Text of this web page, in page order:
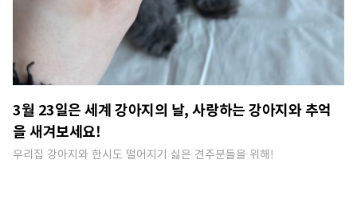
3월 23일은 세계 강아지의 날, 사랑하는 강아지와 추억
을 새겨보세요!
우리집 강아지와 한시도 떨어지기 싫은 견주분들을 위해​!